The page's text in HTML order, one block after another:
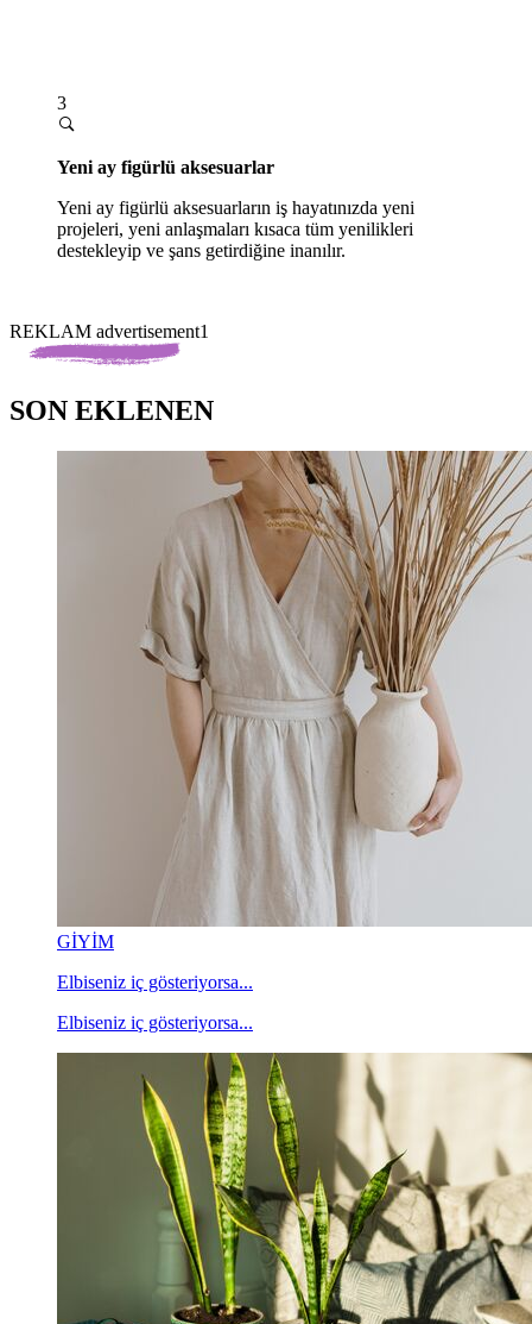
3
Yeni ay figürlü aksesuarlar
Yeni ay figürlü aksesuarların iş hayatınızda yeni
projeleri, yeni anlaşmaları kısaca tüm yenilikleri
destekleyip ve şans getirdiğine inanılır.
REKLAM advertisement1
SON EKLENEN
GİYİM
Elbiseniz iç gösteriyorsa...
Elbiseniz iç gösteriyorsa...